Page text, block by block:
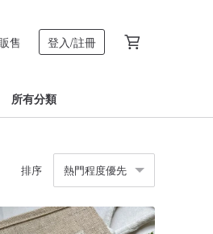
售 登入/註冊
所有分類
排序 熱門程度優先